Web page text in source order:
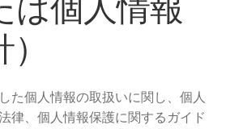
た個人情報の取扱いに関し、個人
律、個人情報保護に関するガイド